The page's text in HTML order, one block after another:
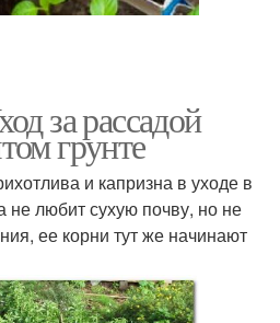
за рассадой
грунте
и капризна в уходе в
любит сухую почву, но не
ее корни тут же начинают